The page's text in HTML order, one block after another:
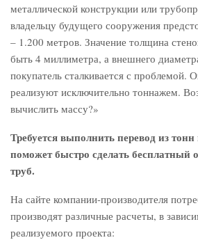
металлической конструкции или
владельцу будущего сооружения
– 1.200 метров. Значение толщина
быть 4 миллиметра, а внешнего
покупатель сталкивается с проблемой.
реализуют исключительно тоннажем.
вычислить массу?»
Требуется выполнить перевод из
поможет быстро сделать бесплатный
труб.
На сайте компании-производителя
производят различные расчеты, в
реализуемого проекта: